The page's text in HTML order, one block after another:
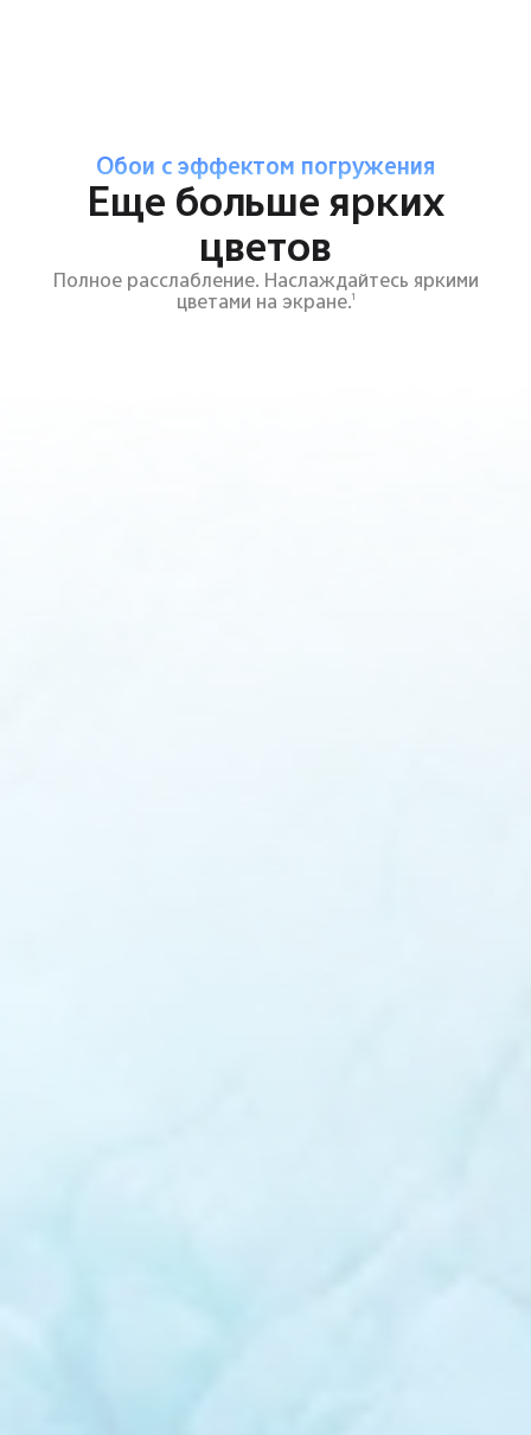
Обои с эффектом погружения
Еще больше ярких
цветов
Полное расслабление. Наслаждайтесь яркими
цветами на экране.1